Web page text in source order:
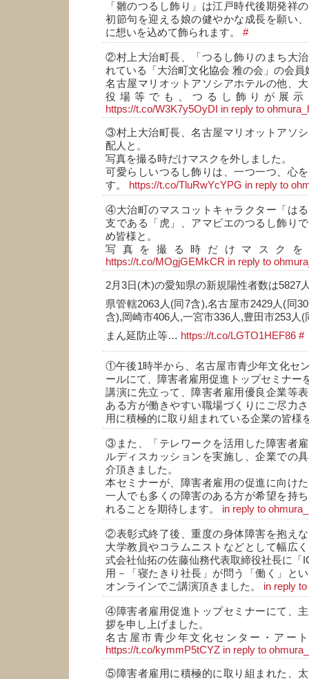
「雛のつるし飾り」は江戸時代後期発祥
初節句を迎える娘の健やかな成長を願い
に想いを込めて飾られます。 #
②村上大治町長、「つるし飾りのまち大
れている「大治町文化協会 雅の会」の会員
名古屋マリオットアソシアホテルの他、
役場等でも、つるし飾りが展
https://t.co/W3K7y5OyDI
in reply to
③村上大治町長、名古屋マリオットアソ
配人と。
写真を撮る時だけマスクを外しました。
可愛らしいつるし飾りは、一つ一つ、心
す。
https://t.co/TluRwYcYPG in reply to
④大治町のマスコットキャラクター「は
支である「虎」、アマビエのつるし飾り
め皆様と。
写真を撮る時だけマスク
https://t.co/MOgjGEMkCR in reply to
2月3日(木)の愛知県の新規陽性者数は5827
県管轄2063人(同7含),名古屋市2429人(同
含),岡崎市406人,一宮市336人,豊田市253人(
まん延防止等… https://t.co/LGTO1HEF86 #
①午後1時半から、名古屋市青少年文化セ
ールにて、障害者雇用促進トップセミナー
講演に先立って、障害者雇用優良企業等
ある方が働きやすい職場づくりにご尽力
用に積極的に取り組まれている企業の皆様
③また、「テレワークを活用した障害者
ルディスカッションを実施し、企業での
介頂きました。
本セミナーが、障害者雇用の促進に向け
一人でも多くの障害のある方が希望を持
れることを期待します。 in reply to
②表彰式終了後、重度の身体障害を抱え
大学教員やコラムニストなどとして幅広
式会社仙拓の佐藤仙務代表取締役社長に「
用－「寝たきり社長」が問う「働く」と
オンラインでご講演頂きました。 in reply
④障害者雇用促進トップセミナーにて、
拶を申し上げました。
名古屋市青少年文化センター・アー
https://t.co/kymmP5tCYZ in reply to
⑤障害者雇用に積極的に取り組まれた、